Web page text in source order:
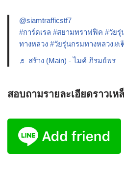
@siamtrafficstf7
#การ์ดเรล #สยามทราฟฟิค #วัยรุ่
ทางหลวง #วัยรุ่นกรมทางหลวง
♬ สร้าง (Main) - ไมค์ ภิรมย์พร
สอบถามรายละเอียดราวเห